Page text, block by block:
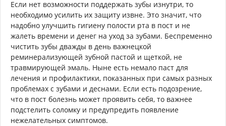
Если нет возможности поддержать зубы изнутри, то
необходимо усилить их защиту извне. Это значит, что
надобно улучшить гигиену полости рта в пост и не
жалеть времени и денег на уход за зубами. Беспременно
чистить зубы дважды в день важнецкой
реминерализующей зубной пастой и щеткой, не
травмирующей эмаль. Ныне есть немало паст для
лечения и профилактики, показанных при самых разных
проблемах с зубами и деснами. Если есть подозрение,
что в пост болезнь может проявить себя, то важнее
подстелить соломку и предупредить появление
нежелательных симптомов.